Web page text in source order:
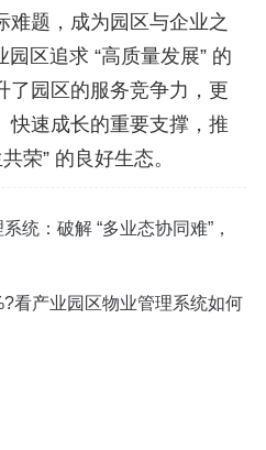
难题，成为园区与企业之
园区追求 “高质量发展” 的
了园区的服务竞争力，更
快速成长的重要支撑，推
荣” 的良好生态。
统：破解 “多业态协同难”，
看产业园区物业管理系统如何